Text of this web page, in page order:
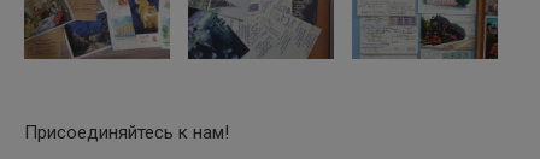
Присоединяйтесь к нам!